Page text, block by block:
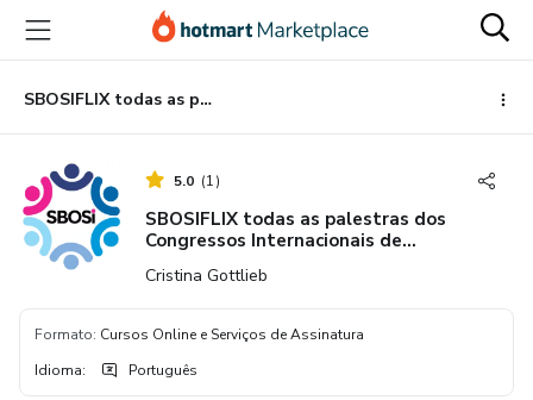
para
conteúdo
principal
para
pagamento
para
rodapé
SBOSIFLIX todas as palestras dos Congressos Internacionais de Odontologia e Saúde Integral
5.0 (1)
SBOSIFLIX todas as palestras dos
Congressos Internacionais de
Cristina Gottlieb
Formato: Cursos Online e Serviços de Assinatura
Idioma: Português